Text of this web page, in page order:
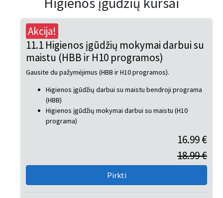
Akcija!
11.1 Higienos įgūdžių mokymai darbui su
maistu (HBB ir H10 programos)
Gausite du pažymėjimus (HBB ir H10 programos).
Higienos įgūdžių darbui su maistu bendroji programa
(HBB)
Higienos įgūdžių mokymai darbui su maistu (H10
programa)
16.99 €
18.99 €